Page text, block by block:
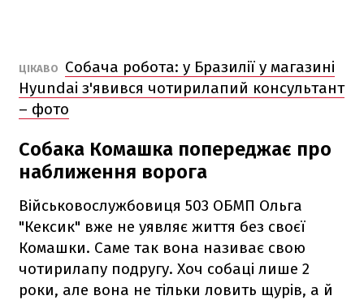
ЦІКАВО
Собача робота: у Бразилії у магазині
Hyundai з'явився чотирилапий консультант
– фото
Собака Комашка попереджає про
наближення ворога
Військовослужбовиця 503 ОБМП Ольга
"Кексик" вже не уявляє життя без своєї
Комашки. Саме так вона називає свою
чотирилапу подругу. Хоч собаці лише 2
роки, але вона не тільки ловить щурів, а й